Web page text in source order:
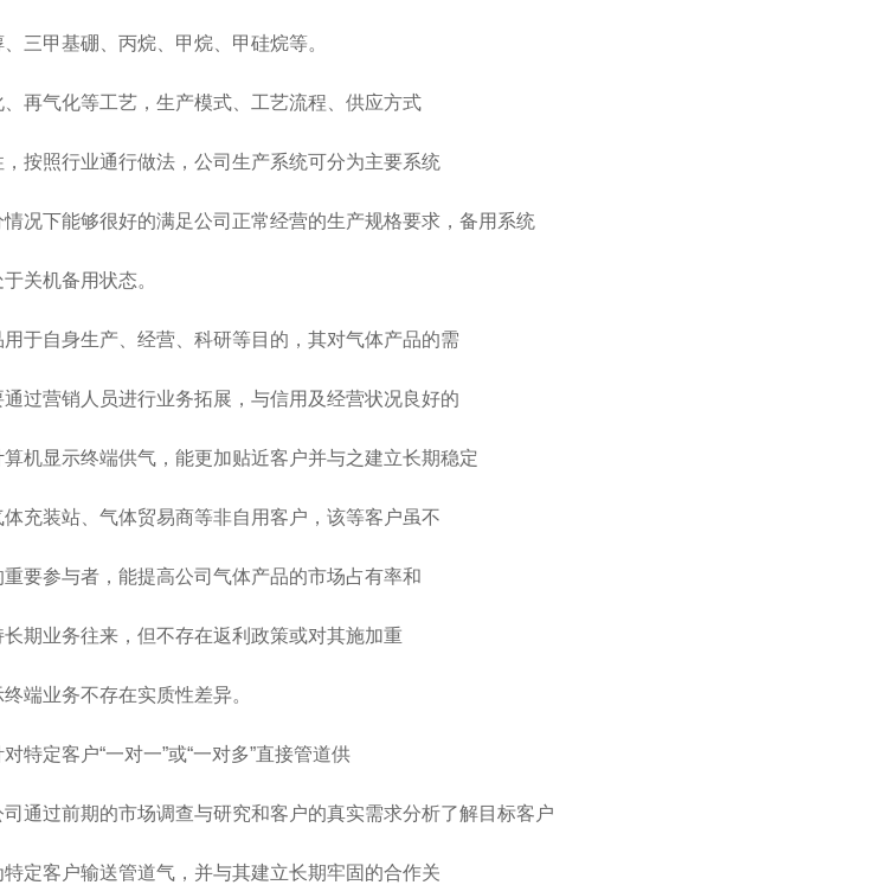
甲基硼、丙烷、甲烷、甲硅烷等。
气化等工艺，生产模式、工艺流程、供应方式
照行业通行做法，公司生产系统可分为主要系统
下能够很好的满足公司正常经营的生产规格要求，备用系统
关机备用状态。
自身生产、经营、科研等目的，其对气体产品的需
营销人员进行业务拓展，与信用及经营状况良好的
显示终端供气，能更加贴近客户并与之建立长期稳定
装站、气体贸易商等非自用客户，该等客户虽不
参与者，能提高公司气体产品的市场占有率和
业务往来，但不存在返利政策或对其施加重
业务不存在实质性差异。
定客户“一对一”或“一对多”直接管道供
过前期的市场调查与研究和客户的真实需求分析了解目标客户
客户输送管道气，并与其建立长期牢固的合作关